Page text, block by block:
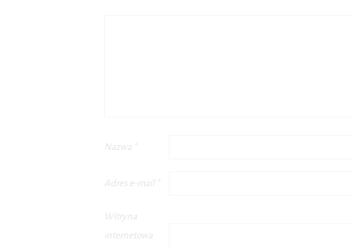
Nazwa
Adres e-mail
Witryna
internetowa